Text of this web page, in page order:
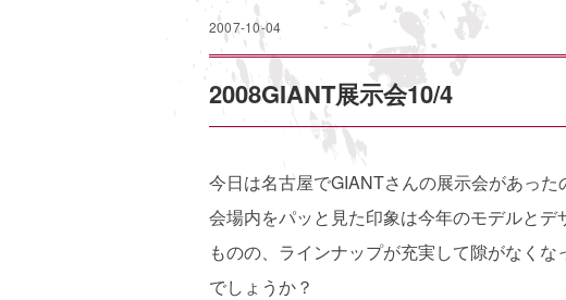
2007-10-04
2008GIANT展示会10/4
今日は名古屋でGIANTさんの展示会があった
会場内をパッと見た印象は今年のモデルとデ
ものの、ラインナップが充実して隙がなくな
でしょうか？